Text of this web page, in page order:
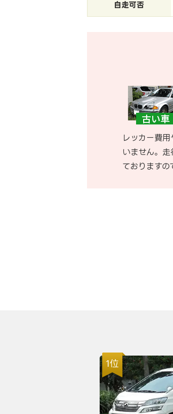
自走可否
レッカー費
いません。
ておりますの
1位